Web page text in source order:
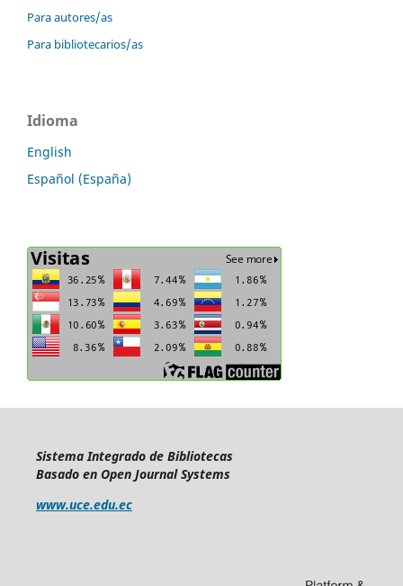
Para autores/as
Para bibliotecarios/as
Idioma
English
Español (España)
Sistema Integrado de Bibliotecas
Basado en Open Journal Systems
www.uce.edu.ec